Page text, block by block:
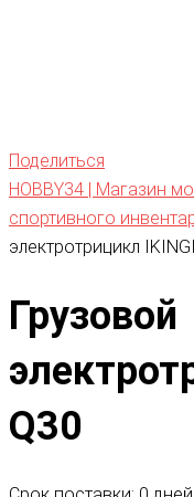
Поделиться
HOBBY34 | Магазин
спортивного
электротрицикл
Грузовой
Q30